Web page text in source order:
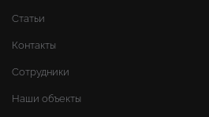
Статьи
Контакты
Сотрудники
Наши объекты